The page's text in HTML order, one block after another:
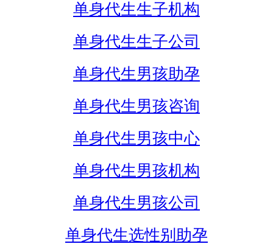
单身代生生子机构
单身代生生子公司
单身代生男孩助孕
单身代生男孩咨询
单身代生男孩中心
单身代生男孩机构
单身代生男孩公司
单身代生选性别助孕